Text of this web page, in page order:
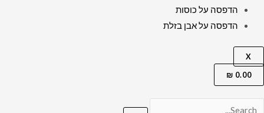
הדפסה על כוסות
הדפסה על אבן בזלת
X
0.00
₪